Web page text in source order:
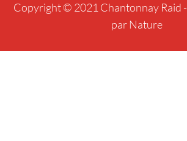
Copyright © 2021 Chantonnay Raid -
par Nature